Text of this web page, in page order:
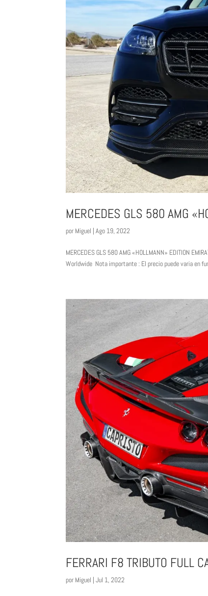
MERCEDES GLS 580 AMG
por Miguel |Ago 19, 2022
MERCEDES GLS 580 AMG «HOLLMANN» EDITION
Worldwide Nota importante : El precio puede varia en
FERRARI F8 TRIBUTO FULL
por Miguel |Jul 1, 2022